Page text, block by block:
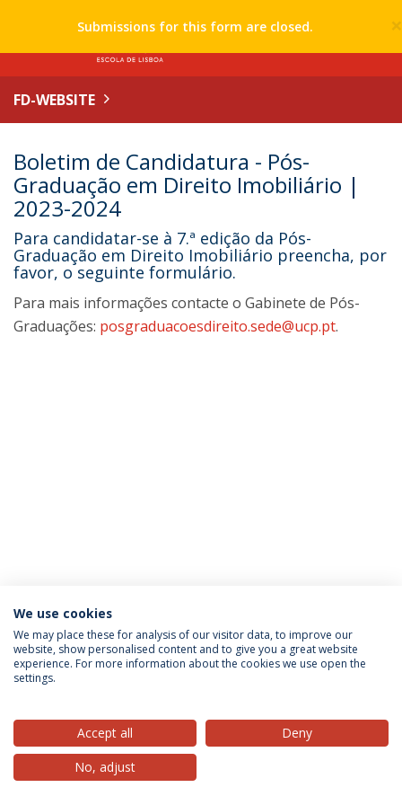
×
Submissions for this form are closed.
FD-WEBSITE
Boletim de Candidatura - Pós-
Graduação em Direito Imobiliário |
2023-2024
Para candidatar-se à 7.ª edição da Pós-
Graduação em Direito Imobiliário preencha, por
favor, o seguinte formulário.
Para mais informações contacte o Gabinete de Pós-
Graduações: posgraduacoesdireito.sede@ucp.pt.
Privacy Policy Terms & Conditions Rights of Data Subjects
© 2026 Universidade Católica Portuguesa
We use cookies
We may place these for analysis of our visitor data, to improve our
website, show personalised content and to give you a great website
experience. For more information about the cookies we use open the
settings.
Accept all
Deny
No, adjust